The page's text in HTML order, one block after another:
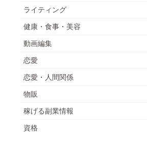
ライティング
健康・食事・美容
動画編集
恋愛
恋愛・人間関係
物販
稼げる副業情報
資格